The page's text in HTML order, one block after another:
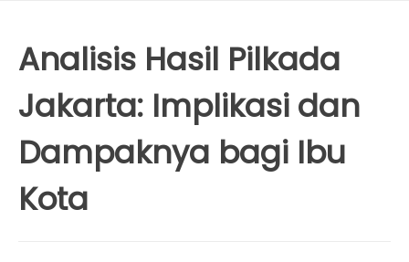
Analisis Hasil Pilkada
Jakarta: Implikasi dan
Dampaknya bagi Ibu
Kota